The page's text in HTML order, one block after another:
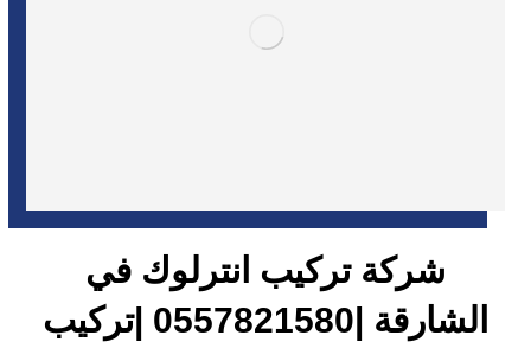
شركة تركيب انترلوك في
الشارقة |0557821580 |تركيب